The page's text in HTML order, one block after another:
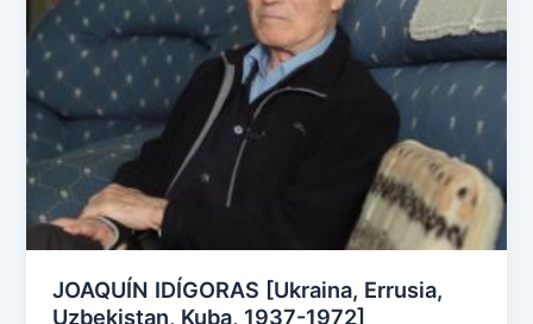
JOAQUÍN IDÍGORAS [Ukraina, Errusia,
Uzbekistan, Kuba, 1937-1972]